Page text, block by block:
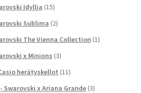
Idyllia (15)
Sublima (2)
The Vienna Collection (1)
x Minions (3)
herätyskellot (11)
Swarovski x Ariana Grande (3)